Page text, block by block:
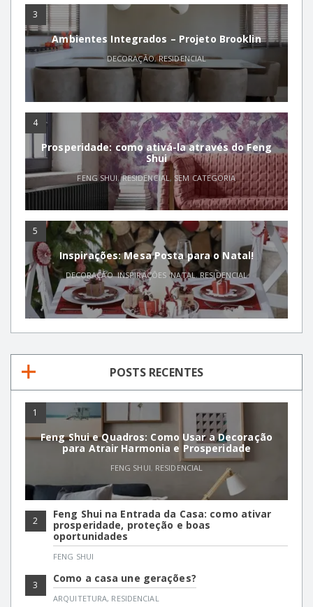
3
Ambientes Integrados – Projeto Brooklin
DECORAÇÃO,RESIDENCIAL
4
Prosperidade: como ativá-la através do Feng
Shui
FENG SHUI,RESIDENCIAL,SEM CATEGORIA
5
Inspirações: Mesa Posta para o Natal!
DECORAÇÃO,INSPIRAÇÕES ,NATAL,RESIDENCIAL
POSTS RECENTES
1
Feng Shui e Quadros: Como Usar a Decoração
para Atrair Harmonia e Prosperidade
FENG SHUI, RESIDENCIAL
2
Feng Shui na Entrada da Casa: como ativar
prosperidade, proteção e boas
oportunidades
FENG SHUI
3 Como a casa une gerações?
ARQUITETURA, RESIDENCIAL